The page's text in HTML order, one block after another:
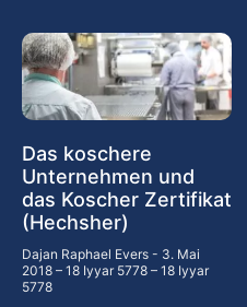
Das koschere
Unternehmen und
das Koscher Zertifikat
(Hechsher)
Dajan Raphael Evers
3. Mai
2018 – 18 Iyyar 5778 – 18 Iyyar
5778